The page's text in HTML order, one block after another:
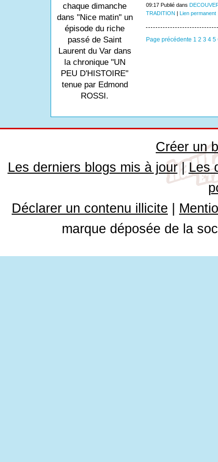
chaque dimanche
dans "Nice matin" un
épisode du riche
passé de Saint
Laurent du Var dans
la chronique "UN
PEU D'HISTOIRE"
tenue par Edmond
ROSSI.
09:17 Publié dans
TRADITION
Lien permanent
Page précédente 1 2 3 4 5
Créer un
Les derniers blogs mis à jour| Les
Déclarer un contenu illicite
marque déposée de la